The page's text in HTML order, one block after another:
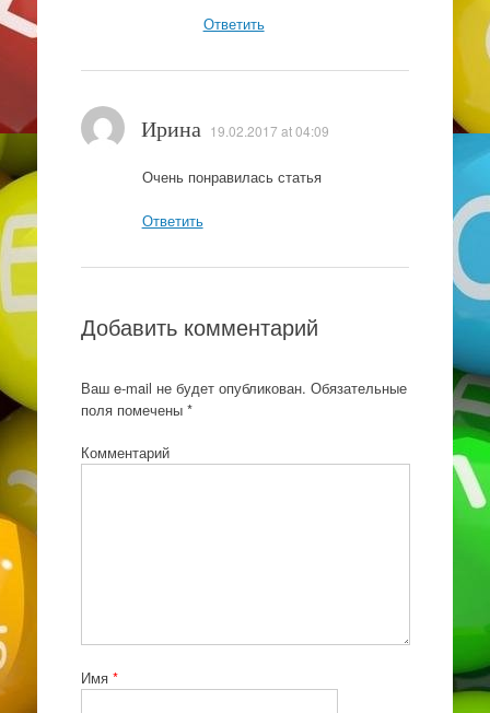
Ответить
Ирина 19.02.2017 at 04:09
Очень понравилась статья
Ответить
Добавить комментарий
Ваш e-mail не будет опубликован. Обязательные
поля помечены *
Комментарий
Имя *